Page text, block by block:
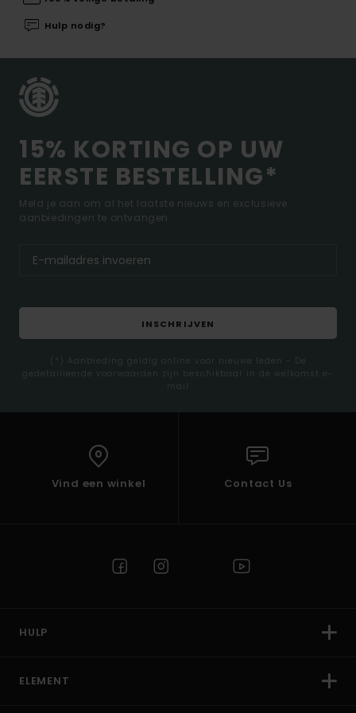
Hulp nodig?
15% KORTING OP UW
EERSTE BESTELLING*
Meld je aan om al het laatste nieuws en exclusieve
aanbiedingen te ontvangen.
INSCHRIJVEN
(*) Aanbieding geldig online voor nieuwe leden - De
gedetailleerde voorwaarden zijn beschikbaar in de welkomst e-
mail
Vind een winkel Contact Us
HULP
ELEMENT